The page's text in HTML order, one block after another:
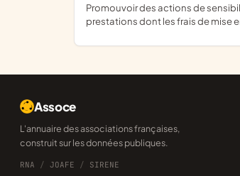
promouvoir des actions de sensibilisation et de prévention sur l'alcoolisation festive. Dans ce cadre, elle pourra être amenée à proposer des animations et à assurer des
prestations dont les frais de mise
Assoce
L'annuaire des associations françaises,
construit sur les données publiques.
RNA / JOAFE / SIRENE